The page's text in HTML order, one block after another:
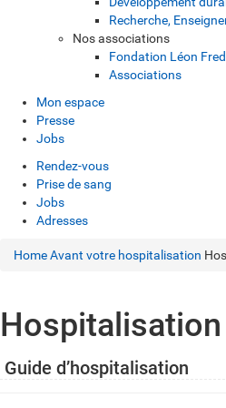
Recherche,
Nos associations
Fondation Léon
Associations
Mon espace
Presse
Jobs
Rendez-vous
Prise de sang
Jobs
Adresses
HomeAvant votre hospitalisation
Guide d’hospitalisation